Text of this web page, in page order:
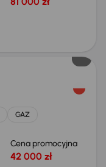
GAZ
Cena promocyjna
42 000 zł